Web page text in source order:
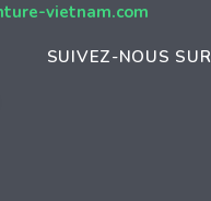
vietnam.com
SUIVEZ-NOUS SUR